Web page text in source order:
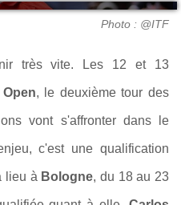
Photo : @ITF
très vite. Les 12 et 13
Open, le deuxième tour des
vont s'affronter dans le
c'est une qualification
lieu à Bologne, du 18 au 23